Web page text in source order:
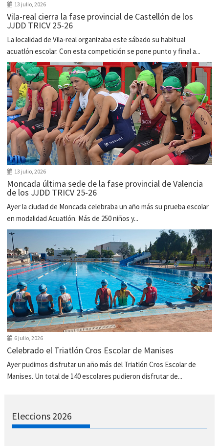
13 julio, 2026
Vila-real cierra la fase provincial de Castellón de los
JJDD TRICV 25-26
La localidad de Vila-real organizaba este sábado su habitual
acuatlón escolar. Con esta competición se pone punto y final a...
13 julio, 2026
Moncada última sede de la fase provincial de Valencia
de los JJDD TRICV 25-26
Ayer la ciudad de Moncada celebraba un año más su prueba escolar
en modalidad Acuatlón. Más de 250 niños y...
6 julio, 2026
Celebrado el Triatlón Cros Escolar de Manises
Ayer pudimos disfrutar un año más del Triatlón Cros Escolar de
Manises. Un total de 140 escolares pudieron disfrutar de...
Eleccions 2026